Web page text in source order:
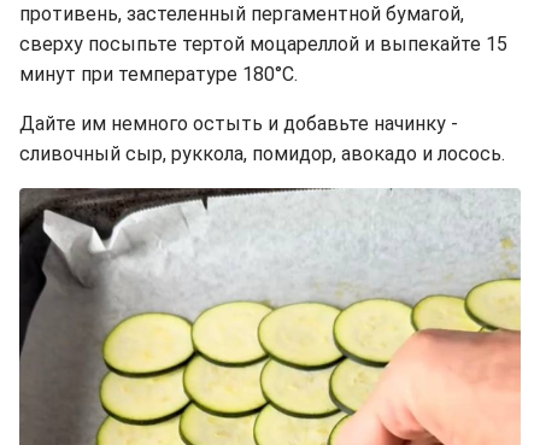
противень, застеленный пергаментной бумагой,
сверху посыпьте тертой моцареллой и выпекайте 15
минут при температуре 180°C.
Дайте им немного остыть и добавьте начинку -
сливочный сыр, руккола, помидор, авокадо и лосось.